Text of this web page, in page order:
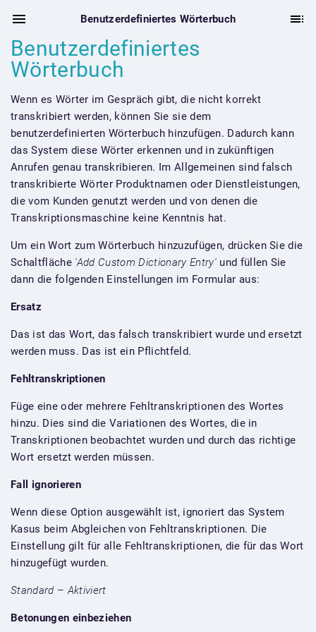
Benutzerdefiniertes Wörterbuch
Benutzerdefiniertes
Wörterbuch
Wenn es Wörter im Gespräch gibt, die nicht korrekt
transkribiert werden, können Sie sie dem
benutzerdefinierten Wörterbuch hinzufügen. Dadurch kann
das System diese Wörter erkennen und in zukünftigen
Anrufen genau transkribieren. Im Allgemeinen sind falsch
transkribierte Wörter Produktnamen oder Dienstleistungen,
die vom Kunden genutzt werden und von denen die
Transkriptionsmaschine keine Kenntnis hat.
Um ein Wort zum Wörterbuch hinzuzufügen, drücken Sie die
Schaltfläche 'Add Custom Dictionary Entry'und füllen Sie
dann die folgenden Einstellungen im Formular aus:
Ersatz
Das ist das Wort, das falsch transkribiert wurde und ersetzt
werden muss. Das ist ein Pflichtfeld.
Fehltranskriptionen
Füge eine oder mehrere Fehltranskriptionen des Wortes
hinzu. Dies sind die Variationen des Wortes, die in
Transkriptionen beobachtet wurden und durch das richtige
Wort ersetzt werden müssen.
Fall ignorieren
Wenn diese Option ausgewählt ist, ignoriert das System
Kasus beim Abgleichen von Fehltranskriptionen. Die
Einstellung gilt für alle Fehltranskriptionen, die für das Wort
hinzugefügt wurden.
Standard – Aktiviert
Betonungen einbeziehen